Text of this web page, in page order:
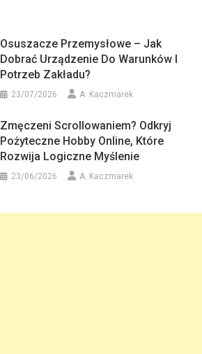
Osuszacze Przemysłowe – Jak
Dobrać Urządzenie Do Warunków I
Potrzeb Zakładu?
23/07/2026 A. Kaczmarek
Zmęczeni Scrollowaniem? Odkryj
Pożyteczne Hobby Online, Które
Rozwija Logiczne Myślenie
23/06/2026 A. Kaczmarek